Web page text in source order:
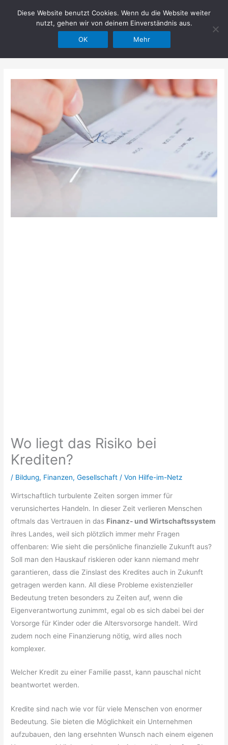
Hilfe im Netz
Wo liegt das Risiko bei
Krediten?
/ Bildung, Finanzen,Gesellschaft / Von Hilfe-im-Netz
Wirtschaftlich turbulente Zeiten sorgen immer für
verunsichertes Handeln. In dieser Zeit verlieren Menschen
oftmals das Vertrauen in das Finanz- und Wirtschaftssystem
ihres Landes, weil sich plötzlich immer mehr Fragen
offenbaren: Wie sieht die persönliche finanzielle Zukunft aus?
Soll man den Hauskauf riskieren oder kann niemand mehr
garantieren, dass die Zinslast des Kredites auch in Zukunft
getragen werden kann. All diese Probleme existenzieller
Bedeutung treten besonders zu Zeiten auf, wenn die
Eigenverantwortung zunimmt, egal ob es sich dabei bei der
Vorsorge für Kinder oder die Altersvorsorge handelt. Wird
zudem noch eine Finanzierung nötig, wird alles noch
komplexer.
Welcher Kredit zu einer Familie passt, kann pauschal nicht
beantwortet werden.
Kredite sind nach wie vor für viele Menschen von enormer
Bedeutung. Sie bieten die Möglichkeit ein Unternehmen
aufzubauen, den lang ersehnten Wunsch nach einem eigenen
Diese Website benutzt Cookies. Wenn du die Website weiter
nutzt, gehen wir von deinem Einverständnis aus.
OK
Mehr